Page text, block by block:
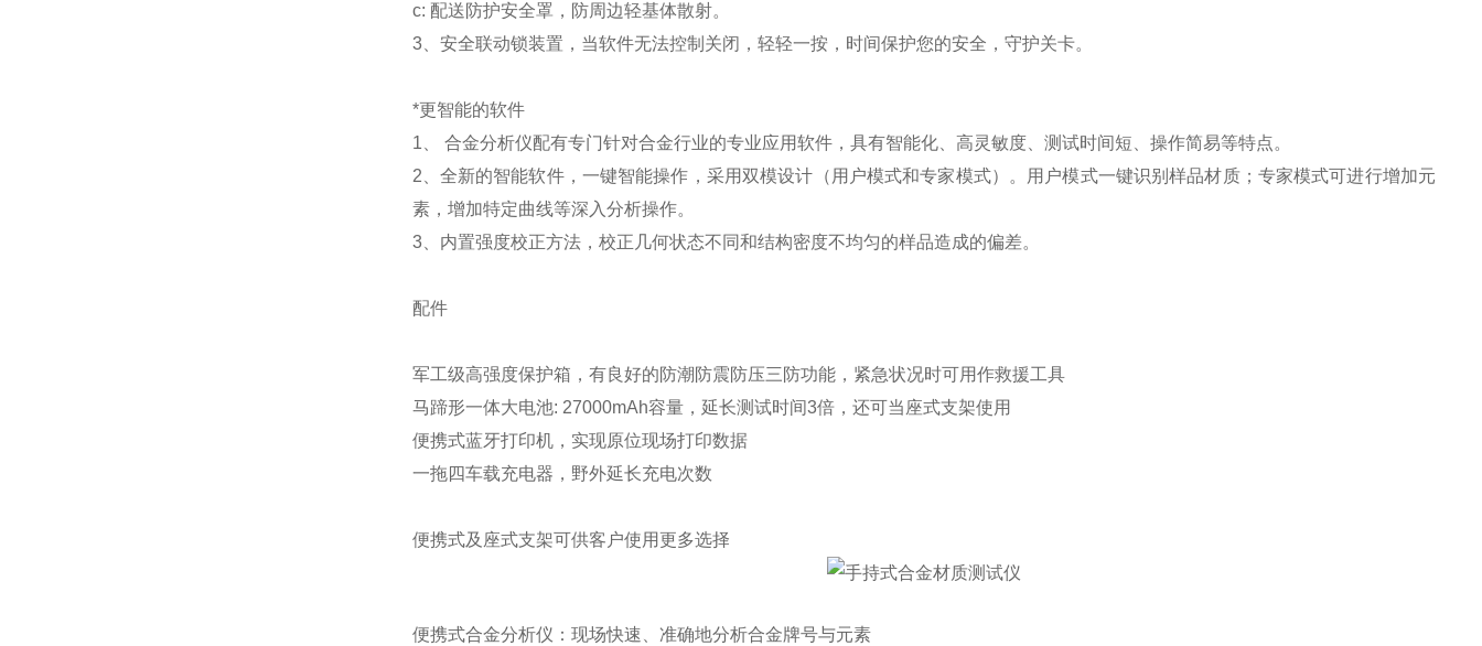
c: 配送防护安全罩，防周边轻基体散射。
3、安全联动锁装置，当软件无法控制关闭，轻轻一按，时间保护您的安全，守护关卡。
*更智能的软件
1、 合金分析仪配有专门针对合金行业的专业应用软件，具有智能化、高灵敏度、测试时间短、操作简易等特点。
2、全新的智能软件，一键智能操作，采用双模设计（用户模式和专家模式）。用户模式一键识别样品材质；专家模式可进行增加元
素，增加特定曲线等深入分析操作。
3、内置强度校正方法，校正几何状态不同和结构密度不均匀的样品造成的偏差。
配件
军工级高强度保护箱，有良好的防潮防震防压三防功能，紧急状况时可用作救援工具
马蹄形一体大电池: 27000mAh容量，延长测试时间3倍，还可当座式支架使用
便携式蓝牙打印机，实现原位现场打印数据
一拖四车载充电器，野外延长充电次数
便携式及座式支架可供客户使用更多选择
便携式合金分析仪： 现场快速、准确地分析合金牌号与元素